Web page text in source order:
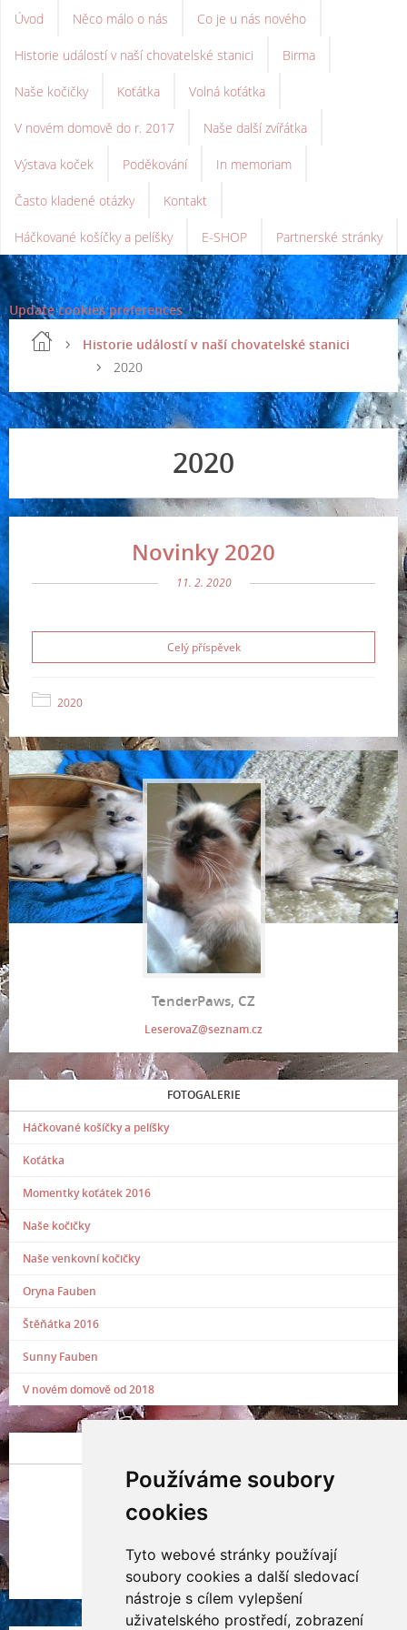
Používáme soubory
cookies
Tyto webové stránky používají
soubory cookies a další sledovací
nástroje s cílem vylepšení
uživatelského prostředí, zobrazení
Úvod Něco málo o nás Co je u nás nového
Historie událostí v naší chovatelské stanici Birma
Naše kočičky Koťátka Volná koťátka
V novém domově do r. 2017 Naše další zvířátka
Výstava koček Poděkování In memoriam
Často kladené otázky Kontakt
Háčkované košíčky a pelíšky E-SHOP Partnerské stránky
Update cookies preferences
Historie událostí v naší chovatelské stanici
2020
2020
Novinky 2020
11. 2. 2020
Celý příspěvek
2020
TenderPaws, CZ
LeserovaZ@seznam.cz
FOTOGALERIE
Háčkované košíčky a pelíšky
Koťátka
Momentky koťátek 2016
Naše kočičky
Naše venkovní kočičky
Oryna Fauben
Štěňátka 2016
Sunny Fauben
V novém domově od 2018
Indianna Ryve
Nostra, CZ